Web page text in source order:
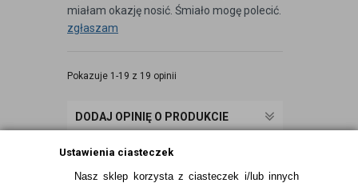
Ustawienia ciasteczek
Nasz sklep korzysta z ciasteczek i/lub innych
miałam okazję nosić. Śmiało mogę polecić.
zgłaszam
Pokazuje 1-19 z 19 opinii
DODAJ OPINIĘ O PRODUKCIE